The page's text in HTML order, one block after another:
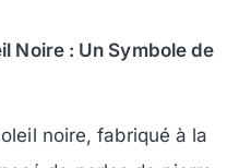
Noire : Un Symbole de
noire, fabriqué à la